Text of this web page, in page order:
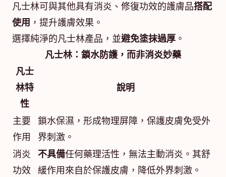
凡士林可與其他具有消炎、修復功效的護膚品搭配
使用 ，提升護膚效果。
選擇純淨的凡士林產品，並避免塗抹過厚 。
凡士林：鎖水防護，而非消炎妙藥
凡士
林特
性
說明
主要
作用
鎖水保濕，形成物理屏障，保護皮膚免受外
界刺激。
消炎
功效
不具備任何藥理活性，無法主動消炎。其舒
緩作用來自於保護皮膚，降低外界刺激。